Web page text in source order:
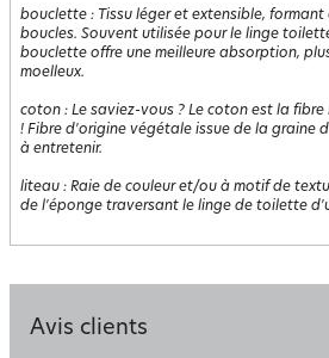
bouclette : Tissu léger et extensible,
boucles. Souvent utilisée pour le linge
bouclette offre une meilleure absorption,
moelleux.
coton : Le saviez-vous ? Le coton est la
! Fibre d'origine végétale issue de la graine
à entretenir.
liteau : Raie de couleur et/ou à motif de
de l'éponge traversant le linge de toilette
Avis clients